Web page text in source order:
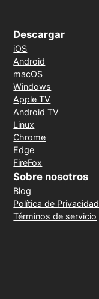
Descargar
iOS
Android
macOS
Windows
Apple TV
Android TV
Linux
Chrome
Edge
FireFox
Sobre nosotros
Blog
Política de Privacidad
Términos de servicio